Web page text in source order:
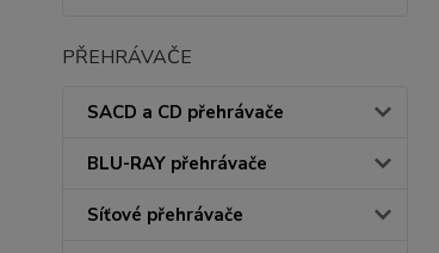
PŘEHRÁVAČE
SACD a CD přehrávače
BLU-RAY přehrávače
Síťové přehrávače